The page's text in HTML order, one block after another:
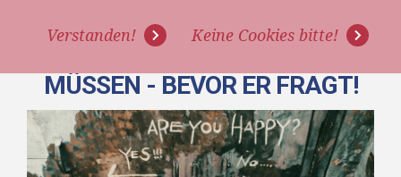
Verstanden! Keine Cookies bitte!
MÖBELVERKÄUFER DEM
KUNDEN BEANTWORTEN
MÜSSEN - BEVOR ER FRAGT!